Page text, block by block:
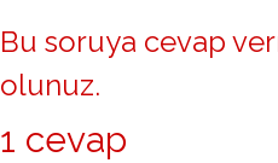
Bu soruya cevap
olunuz.
1 cevap